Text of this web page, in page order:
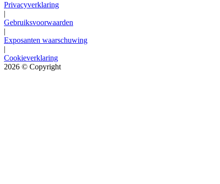
Privacyverklaring
|
Gebruiksvoorwaarden
|
Exposanten waarschuwing
|
Cookieverklaring
2026 © Copyright